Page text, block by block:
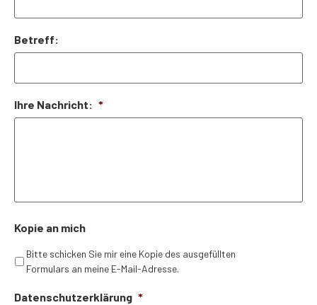
Betreff:
Ihre Nachricht: *
Kopie an mich
Bitte schicken Sie mir eine Kopie des ausgefüllten
Formulars an meine E-Mail-Adresse.
Datenschutzerklärung *